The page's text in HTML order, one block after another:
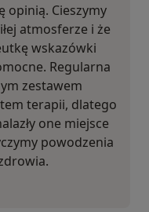
opinią. Cieszymy
atmosferze i że
wskazówki
Regularna
zestawem
terapii, dlatego
one miejsce
powodzenia